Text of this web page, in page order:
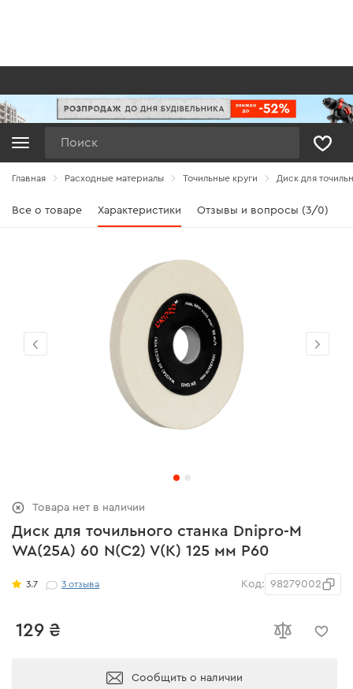
Главная Расходные материалы Точильные круги Диск для
Все о товаре Характеристики Отзывы и вопросы (3/0)
Диск для точильного станка Dnipro-M
WA(25A) 60 N(C2) V(K) 125 мм Р60
3.7 3отзыва Код: 98279002
129 ₴
Сообщить о наличии
Товара нет в наличии